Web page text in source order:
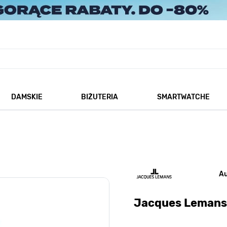
DAMSKIE
BIŻUTERIA
SMARTWATCHE
Jacques